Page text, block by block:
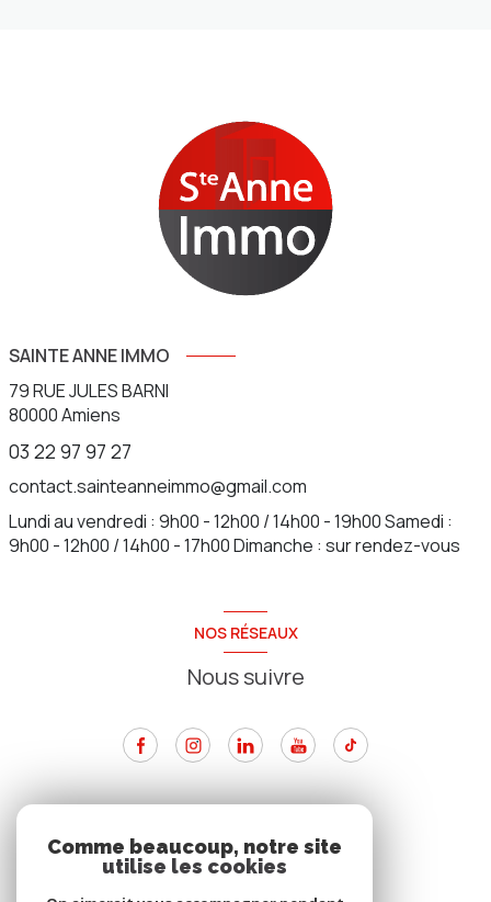
SAINTE ANNE IMMO
79 RUE JULES BARNI
80000Amiens
03 22 97 97 27
contact.sainteanneimmo@gmail.com
Lundi au vendredi : 9h00 - 12h00 / 14h00 - 19h00 Samedi :
9h00 - 12h00 / 14h00 - 17h00 Dimanche : sur rendez-vous
NOS RÉSEAUX
Nous suivre
Nous adhérons
Comme beaucoup, notre site
utilise les cookies